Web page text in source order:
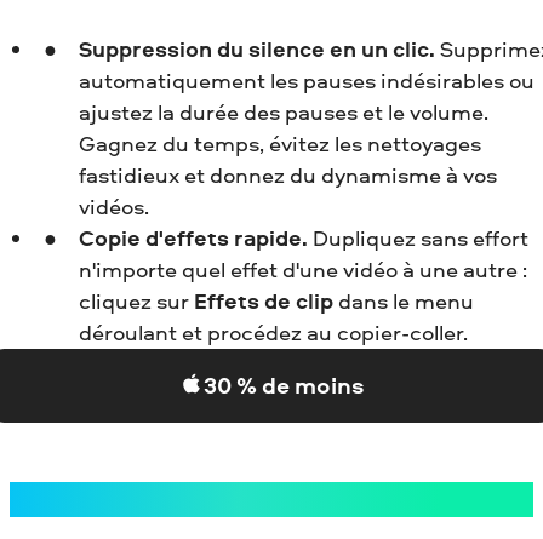
Suppression du silence en un clic.
automatiquement les pauses indésirables ou
ajustez la durée des pauses et le volume.
Gagnez du temps, évitez les nettoyages
fastidieux et donnez du dynamisme à vos
vidéos.
Copie d'effets rapide. Dupliquez sans effort
n'importe quel effet d'une vidéo à une autre :
cliquez sur Effets de clipdans le menu
déroulant et procédez au copier-coller.
30 % de moins